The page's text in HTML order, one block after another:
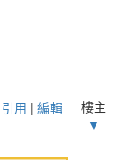
引用 | 編輯
樓主
▼